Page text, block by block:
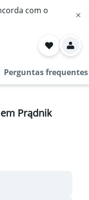
com o
Perguntas frequentes
Prądnik